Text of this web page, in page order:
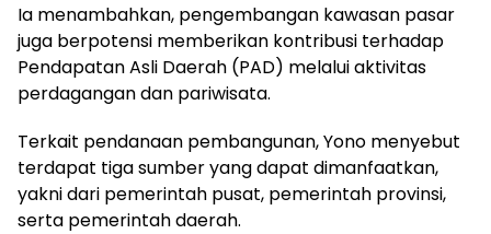
Ia menambahkan, pengembangan kawasan pasar
juga berpotensi memberikan kontribusi terhadap
Pendapatan Asli Daerah (PAD) melalui aktivitas
perdagangan dan pariwisata.
Terkait pendanaan pembangunan, Yono menyebut
terdapat tiga sumber yang dapat dimanfaatkan,
yakni dari pemerintah pusat, pemerintah provinsi,
serta pemerintah daerah.